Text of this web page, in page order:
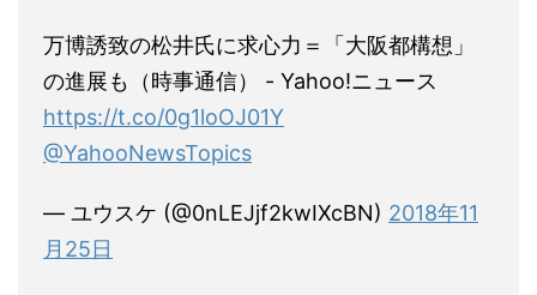
万博誘致の松井氏に求心力＝「大阪都構想」
の進展も（時事通信） - Yahoo!ニュース
https://t.co/0g1loOJ01Y
@YahooNewsTopics
— ユウスケ (@0nLEJjf2kwIXcBN) 2018年11
月25日